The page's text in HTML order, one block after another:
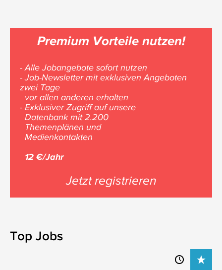
Premium Vorteile nutzen!
- Alle Jobangebote sofort nutzen
- Job-Newsletter mit exklusiven Angeboten
zwei Tage
vor allen anderen erhalten
- Exklusiver Zugriff auf unsere
Datenbank mit 2.200
Themenplänen und
Medienkontakten
12 €/Jahr
Jetzt registrieren
Top Jobs